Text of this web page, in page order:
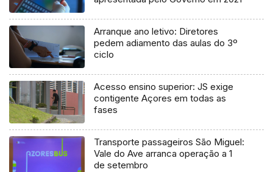
Arranque ano letivo: Diretores
pedem adiamento das aulas do 3º
ciclo
Acesso ensino superior: JS exige
contigente Açores em todas as
fases
Transporte passageiros São Miguel:
Vale do Ave arranca operação a 1
de setembro